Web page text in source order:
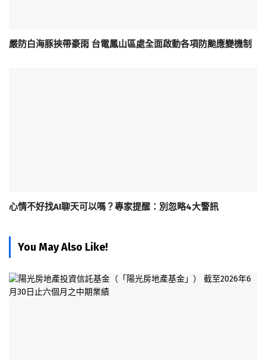
嚴防白海豚挾帶豪雨 台電鳳山區處全面啟動各項防颱應變機制
心情不好找AI聊天可以嗎？專家提醒：別忽略4大警訊
You May Also Like!